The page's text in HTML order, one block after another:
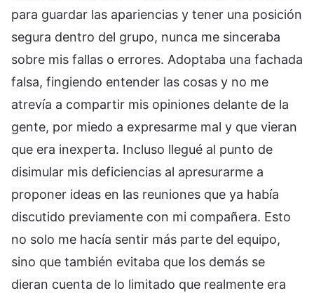
para guardar las apariencias y tener una posición
segura dentro del grupo, nunca me sinceraba
sobre mis fallas o errores. Adoptaba una fachada
falsa, fingiendo entender las cosas y no me
atrevía a compartir mis opiniones delante de la
gente, por miedo a expresarme mal y que vieran
que era inexperta. Incluso llegué al punto de
disimular mis deficiencias al apresurarme a
proponer ideas en las reuniones que ya había
discutido previamente con mi compañera. Esto
no solo me hacía sentir más parte del equipo,
sino que también evitaba que los demás se
dieran cuenta de lo limitado que realmente era